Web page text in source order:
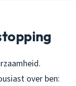
over ben: